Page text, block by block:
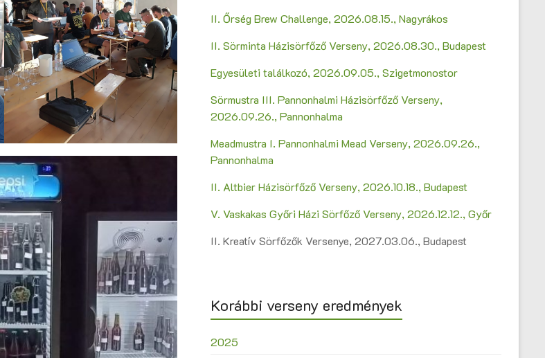
II. Őrség Brew Challenge, 2026.08.15., Nagyrákos
II. Sörminta Házisörfőző Verseny, 2026.08.30., Budapest
Egyesületi találkozó, 2026.09.05., Szigetmonostor
Sörmustra III. Pannonhalmi Házisörfőző Verseny,
2026.09.26., Pannonhalma
Meadmustra I. Pannonhalmi Mead Verseny, 2026.09.26.,
Pannonhalma
II. Altbier Házisörfőző Verseny, 2026.10.18., Budapest
V. Vaskakas Győri Házi Sörfőző Verseny, 2026.12.12., Győr
II. Kreatív Sörfőzők Versenye, 2027.03.06., Budapest
Korábbi verseny eredmények
2025